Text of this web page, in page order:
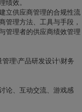
绩效。
立供应商管理的合规性流
管理方法、工具与手段，
管理者的供应商绩效管理
管理\产品研发设计\财务
论、互动交流、游戏感